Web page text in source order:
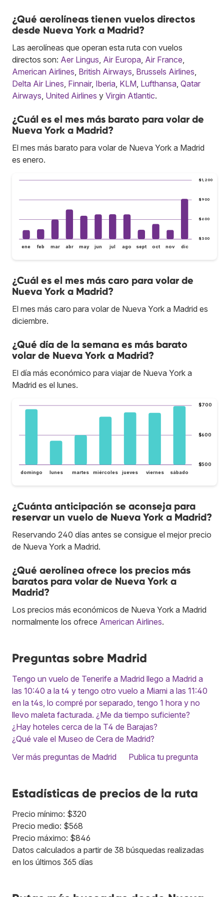
¿Qué aerolíneas tienen vuelos directos
desde Nueva York a Madrid?
Las aerolíneas que operan esta ruta con vuelos
directos son: Aer Lingus Air Europa Air France
American Airlines British Airways Brussels Airlines
Delta Air Lines Finnair, Iberia KLM Lufthansa Qatar
Airways United Airlines y Virgin Atlantic.
¿Cuál es el mes más barato para volar de
Nueva York a Madrid?
El mes más barato para volar de Nueva York a Madrid
es enero.
$300
$600
$900
$1,200
ene feb mar abr may jun jul ago sept oct nov dic
¿Cuál es el mes más caro para volar de
Nueva York a Madrid?
El mes más caro para volar de Nueva York a Madrid es
diciembre.
¿Qué día de la semana es más barato
volar de Nueva York a Madrid?
El día más económico para viajar de Nueva York a
Madrid es el lunes.
$500
$600
$700
domingo lunes martes miércoles jueves viernes sábado
¿Cuánta anticipación se aconseja para
reservar un vuelo de Nueva York a Madrid?
Reservando 240 días antes se consigue el mejor precio
de Nueva York a Madrid.
¿Qué aerolínea ofrece los precios más
baratos para volar de Nueva York a
Madrid?
Los precios más económicos de Nueva York a Madrid
normalmente los ofrece American Airlines.
Preguntas sobre Madrid
Tengo un vuelo de Tenerife a Madrid llego a Madrid a
las 10:40 a la t4 y tengo otro vuelo a Miami a las 11:40
en la t4s, lo compré por separado, tengo 1 hora y no
llevo maleta facturada. ¿Me da tiempo suficiente?
¿Hay hoteles cerca de la T4 de Barajas?
¿Qué vale el Museo de Cera de Madrid?
Ver más preguntas de Madrid
Publica tu pregunta
Estadísticas de precios de la ruta
Precio mínimo: $320
Precio medio: $568
Precio máximo: $846
Datos calculados a partir de 38 búsquedas realizadas
en los últimos 365 días